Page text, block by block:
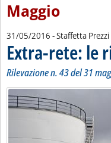
Maggio
31/05/2016 - Staffetta Prezzi
Extra-rete: le
Rilevazione n. 43 del 31